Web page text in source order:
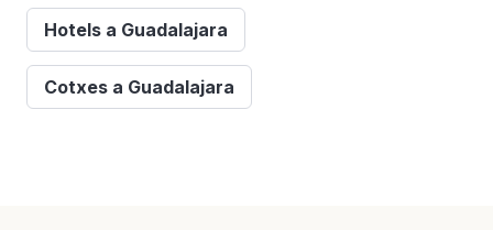
Hotels a Guadalajara
Cotxes a Guadalajara